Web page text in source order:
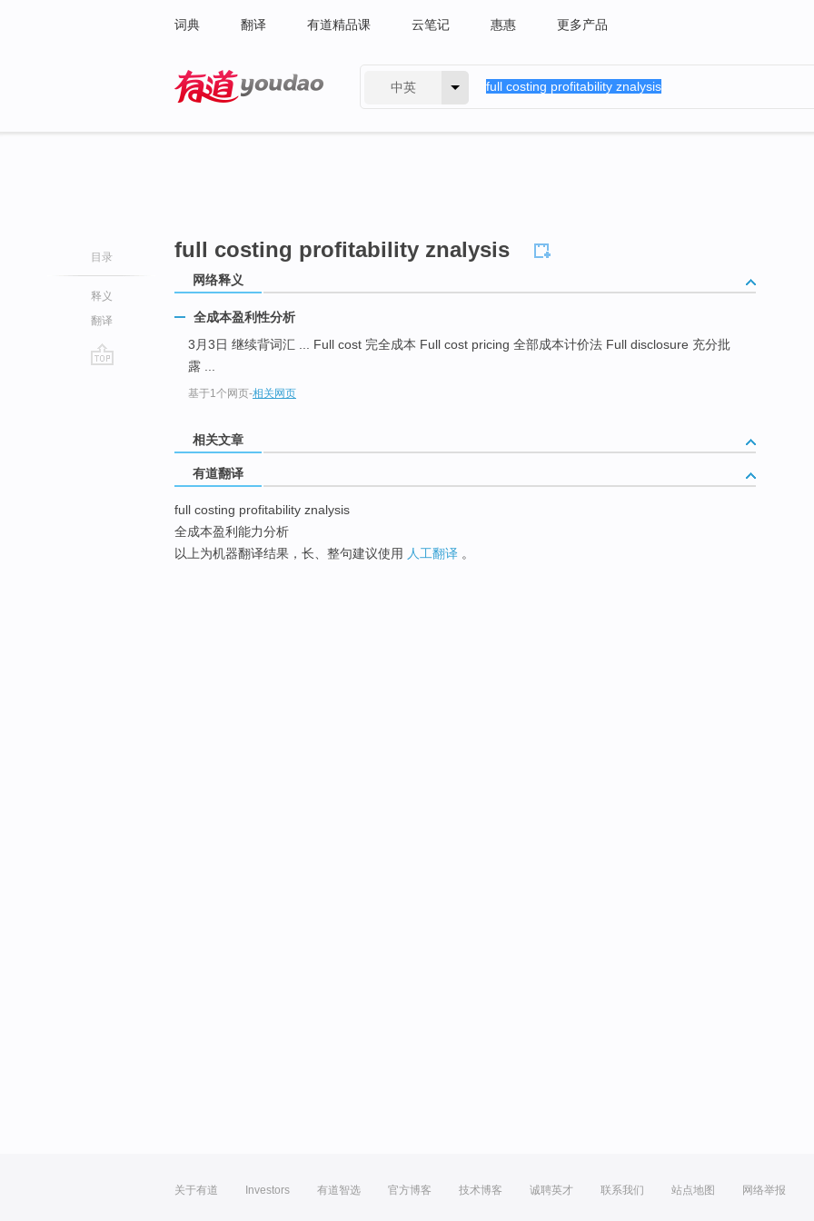
词典 翻译 有道精品课 云笔记 惠惠 更多产品
中英
目录
释义
翻译
full costing profitability znalysis
网络释义
全成本盈利性分析
3月3日 继续背词汇 ... Full cost 完全成本 Full cost pricing 全部成本计价法 Full disclosure 充分批
露 ...
基于1个网页-相关网页
相关文章
有道翻译
full costing profitability znalysis
全成本盈利能力分析
以上为机器翻译结果，长、整句建议使用 人工翻译 。
关于有道 Investors 有道智选 官方博客 技术博客 诚聘英才 联系我们 站点地图 网络举报